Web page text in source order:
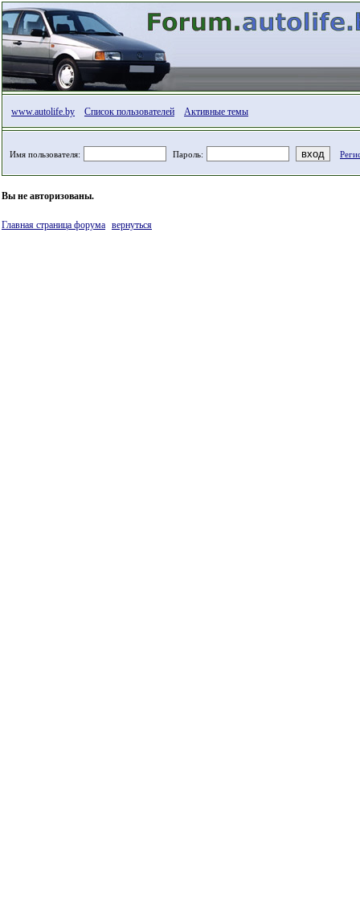
www.autolife.by Список пользователей Активные темы
Имя пользователя: Пароль:
Вы не авторизованы.
Главная страница форума вернуться